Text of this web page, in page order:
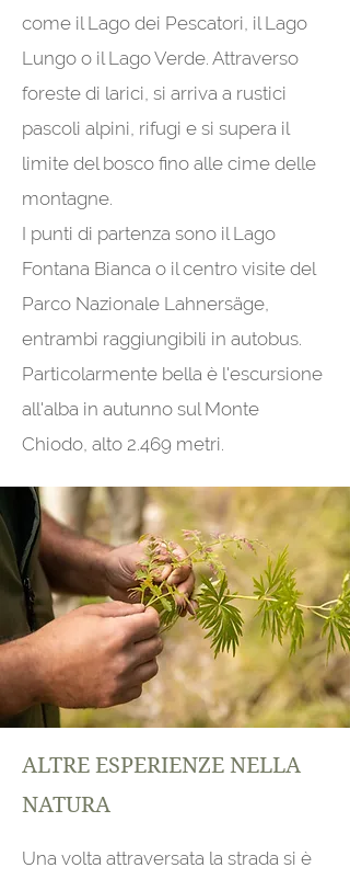
come il Lago dei Pescatori, il Lago
Lungo o il Lago Verde. Attraverso
foreste di larici, si arriva a rustici
pascoli alpini, rifugi e si supera il
limite del bosco fino alle cime delle
montagne.
I punti di partenza sono il Lago
Fontana Bianca o il centro visite del
Parco Nazionale Lahnersäge,
entrambi raggiungibili in autobus.
Particolarmente bella è l'escursione
all'alba in autunno sul Monte
Chiodo, alto 2.469 metri.
ALTRE ESPERIENZE NELLA
NATURA
Una volta attraversata la strada si è